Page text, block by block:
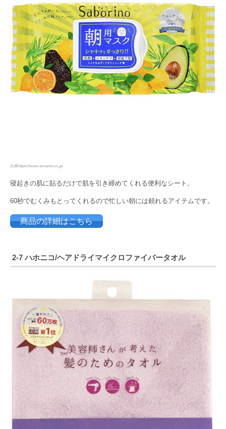
出典https://www.amazon.co.jp/
寝起きの肌に貼るだけで肌を引き締めてくれる便利なシート。
60秒でむくみもとってくれるので忙しい朝には頼れるアイテムです。
商品の詳細はこちら
2-7 ハホニコ/ヘアドライマイクロファイバータオル